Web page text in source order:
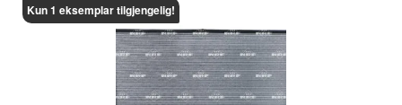
Kun 1 eksemplar tilgjengelig!